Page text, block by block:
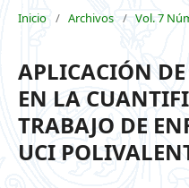
Inicio / Archivos / Vol. 7
APLICACIÓN
EN LA
TRABAJO DE
UCI